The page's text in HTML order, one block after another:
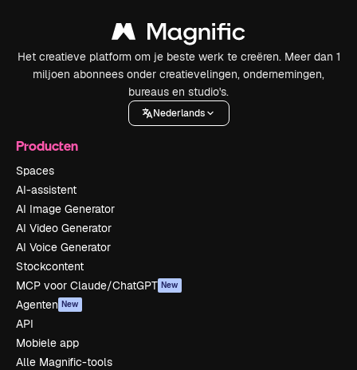
Het creatieve platform om je beste werk te creëren. Meer dan 1
miljoen abonnees onder creatievelingen, ondernemingen,
bureaus en studio's.
Nederlands
Producten
Spaces
AI-assistent
AI Image Generator
AI Video Generator
AI Voice Generator
Stockcontent
MCP voor Claude/ChatGPT New
Agenten New
API
Mobiele app
Alle Magnific-tools